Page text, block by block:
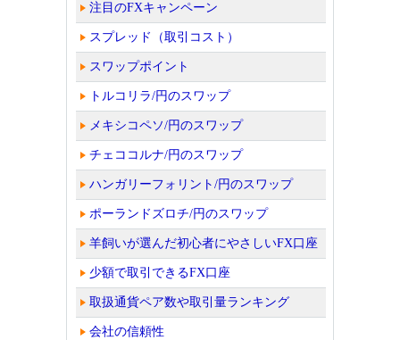
注目のFXキャンペーン
スプレッド（取引コスト）
スワップポイント
トルコリラ/円のスワップ
メキシコペソ/円のスワップ
チェココルナ/円のスワップ
ハンガリーフォリント/円のスワップ
ポーランドズロチ/円のスワップ
羊飼いが選んだ初心者にやさしいFX口座
少額で取引できるFX口座
取扱通貨ペア数や取引量ランキング
会社の信頼性